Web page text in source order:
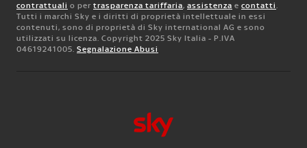
contrattuali o per trasparenza tariffaria, assistenza e contatti.
Tutti i marchi Sky e i diritti di proprietà intellettuale in essi
contenuti, sono di proprietà di Sky international AG e sono
utilizzati su licenza. Copyright 2025 Sky Italia - P.IVA
04619241005. Segnalazione Abusi